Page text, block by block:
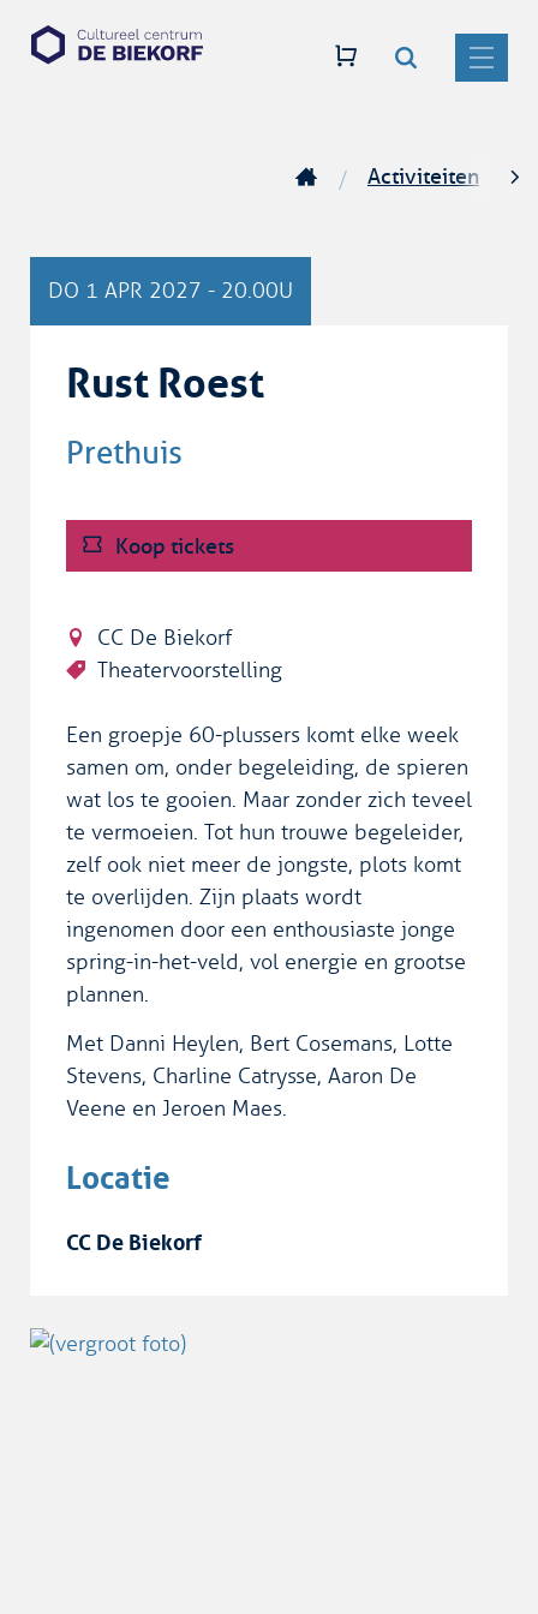
CC
MENU
Activiteiten
DO 1 APR 2027 - 20.00U
Rust Roest
Prethuis
Koop tickets
CC De Biekorf
Theatervoorstelling
Een groepje 60-plussers komt elke week
samen om, onder begeleiding, de spieren
wat los te gooien. Maar zonder zich teveel
te vermoeien. Tot hun trouwe begeleider,
zelf ook niet meer de jongste, plots komt
te overlijden. Zijn plaats wordt
ingenomen door een enthousiaste jonge
spring-in-het-veld, vol energie en grootse
plannen.
Met Danni Heylen, Bert Cosemans, Lotte
Stevens, Charline Catrysse, Aaron De
Veene en Jeroen Maes.
Locatie
CC De Biekorf